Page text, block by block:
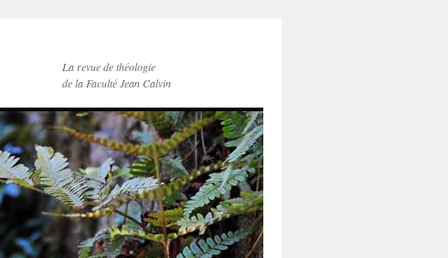
La revue de théologie
de la Faculté Jean Calvin